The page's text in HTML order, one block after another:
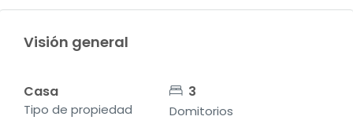
Visión general
Casa
Tipo de propiedad
3
Domitorios